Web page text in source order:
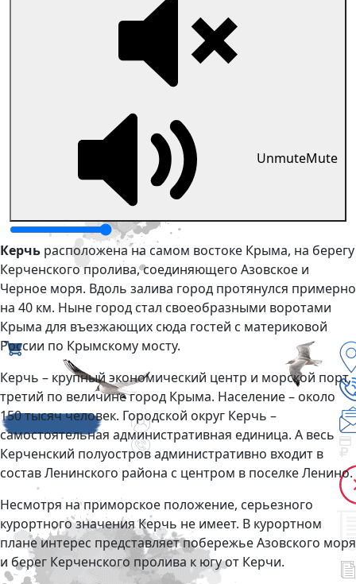
UnmuteMute
Керчь расположена на самом востоке Крыма, на берегу
Керченского пролива, соединяющего Азовское и
Черное моря. Вдоль залива город протянулся примерно
на 40 км. Ныне город стал своеобразными воротами
Крыма для въезжающих сюда гостей с материковой
России по Крымскому мосту.
Керчь – крупный экономический центр и морской порт,
третий по величине город Крыма. Население – около
150 тысяч человек. Городской округ Керчь –
самостоятельная административная единица. А весь
Керченский полуостров административно входит в
состав Ленинского района с центром в поселке Ленино.
Несмотря на приморское положение, серьезного
курортного значения Керчь не имеет. В курортном
плане интерес представляет побережье Азовского моря
и берег Керченского пролива к югу от Керчи.